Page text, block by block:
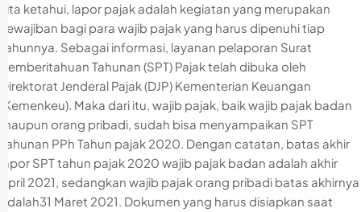
kita ketahui, lapor pajak adalah kegiatan yang merupakan
kewajiban bagi para wajib pajak yang harus dipenuhi tiap
tahunnya. Sebagai informasi, layanan pelaporan Surat
Pemberitahuan Tahunan (SPT) Pajak telah dibuka oleh
Direktorat Jenderal Pajak (DJP) Kementerian Keuangan
(Kemenkeu). Maka dari itu, wajib pajak, baik wajib pajak badan
maupun orang pribadi, sudah bisa menyampaikan SPT
Tahunan PPh Tahun pajak 2020. Dengan catatan, batas akhir
lapor SPT tahun pajak 2020 wajib pajak badan adalah akhir
April 2021, sedangkan wajib pajak orang pribadi batas akhirnya
adalah31 Maret 2021. Dokumen yang harus disiapkan saat